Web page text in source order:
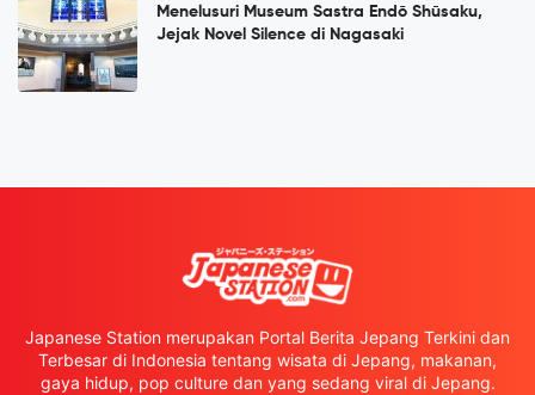
Menelusuri Museum Sastra Endō Shūsaku,
Jejak Novel Silence di Nagasaki
Japanese Station merupakan Portal Berita Jepang Terkini dan
Terbesar di Indonesia tentang wisata di Jepang, makanan,
gaya hidup, pop culture dan yang sedang viral di Jepang.